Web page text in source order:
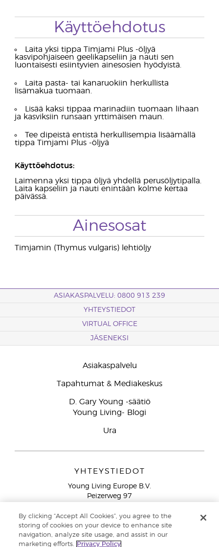
Käyttöehdotus
Laita yksi tippa Timjami Plus -öljyä
kasvipohjaiseen geelikapseliin ja nauti sen
luontaisesti esiintyvien ainesosien hyödyistä.
Laita pasta- tai kanaruokiin herkullista
lisämakua tuomaan.
Lisää kaksi tippaa marinadiin tuomaan lihaan
ja kasviksiin runsaan yrttimäisen maun.
Tee dipeistä entistä herkullisempia lisäämällä
tippa Timjami Plus -öljyä
Käyttöehdotus:
Laimenna yksi tippa öljyä yhdellä perusöljytipalla.
Laita kapseliin ja nauti enintään kolme kertaa
päivässä.
Ainesosat
Timjamin (Thymus vulgaris) lehtiöljy
ASIAKASPALVELU: 0800 913 239
YHTEYSTIEDOT
VIRTUAL OFFICE
JÄSENEKSI
Asiakaspalvelu
Tapahtumat & Mediakeskus
D. Gary Young -säätiö
Young Living- Blogi
Ura
YHTEYSTIEDOT
Young Living Europe B.V.
Peizerweg 97
Netherlands
Ilmainen yhteydenotto lankanumeroista Suomesta
913 239
By clicking “Accept All Cookies”, you agree to the
storing of cookies on your device to enhance site
navigation, analyze site usage, and assist in our
marketing efforts.
Privacy Policy